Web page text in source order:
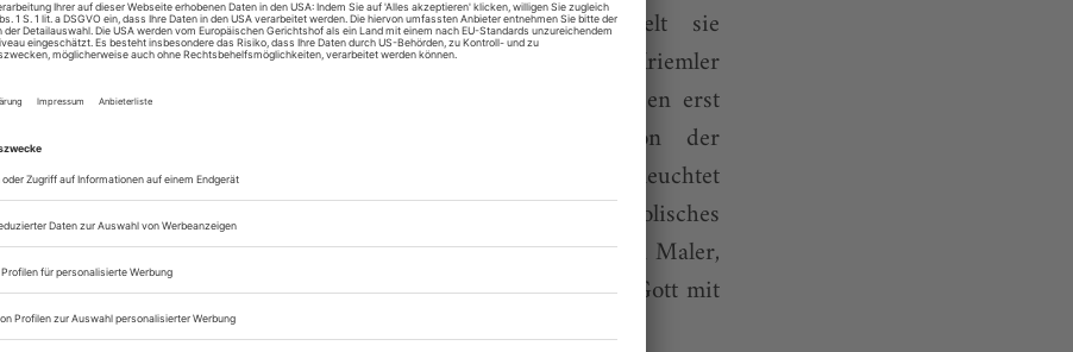
tritt die spirituelle Dimension. Neumeier spiegelt sie
der Musik, der Kulisse, den feinen Kostümen, die Albert Kriemler
Am Flügel intonieren David Fray und Emmanuel Christien erst
Richard Strauss: «Vier letzte Lieder», gesungen von der
Sopranistin Asmik Grigorian. Aus dem Bühnenhintergrund leuchtet
Renaissance-Gemälde «Taufe Christi». Ein symbolisches
Jede Choreografie ist ein Bilderbogen, jeder Choreograf ein Maler,
Georges Noverre, und jeder Täufling verschreibt sich seinem Gott mit
so hat es John Neumeier mit seiner Kunst gehalten.